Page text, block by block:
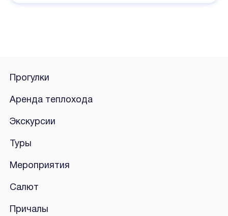
Прогулки
Аренда теплохода
Экскурсии
Туры
Мероприятия
Салют
Причалы